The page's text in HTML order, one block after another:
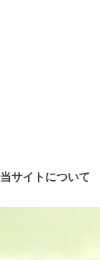
当サイトについて